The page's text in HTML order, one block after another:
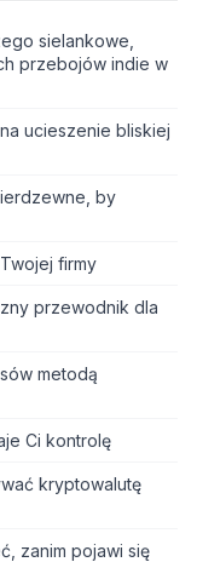
sielankowe,
przebojów indie w
ucieszenie bliskiej
by
firmy
przewodnik dla
metodą
Ci kontrolę
kryptowalutę
zanim pojawi się